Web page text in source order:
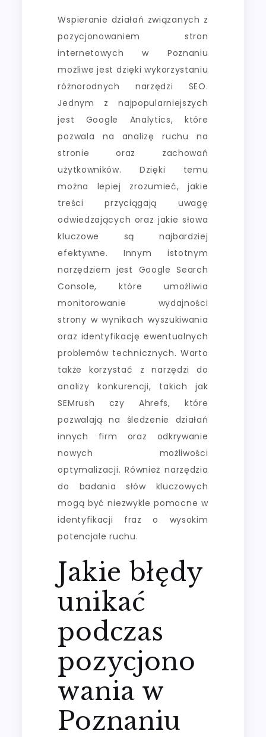
Wspieranie działań związanych z
pozycjonowaniem stron
internetowych w Poznaniu
możliwe jest dzięki wykorzystaniu
różnorodnych narzędzi SEO.
Jednym z najpopularniejszych
jest Google Analytics, które
pozwala na analizę ruchu na
stronie oraz zachowań
użytkowników. Dzięki temu
można lepiej zrozumieć, jakie
treści przyciągają uwagę
odwiedzających oraz jakie słowa
kluczowe są najbardziej
efektywne. Innym istotnym
narzędziem jest Google Search
Console, które umożliwia
monitorowanie wydajności
strony w wynikach wyszukiwania
oraz identyfikację ewentualnych
problemów technicznych. Warto
także korzystać z narzędzi do
analizy konkurencji, takich jak
SEMrush czy Ahrefs, które
pozwalają na śledzenie działań
innych firm oraz odkrywanie
nowych możliwości
optymalizacji. Również narzędzia
do badania słów kluczowych
mogą być niezwykle pomocne w
identyfikacji fraz o wysokim
potencjale ruchu.
Jakie błędy
unikać
podczas
pozycjono
wania w
Poznaniu